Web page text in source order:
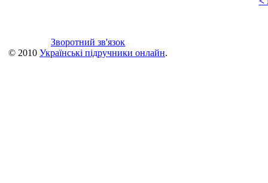
Зворотний зв'язок
© 2010 Українські підручники онлайн.